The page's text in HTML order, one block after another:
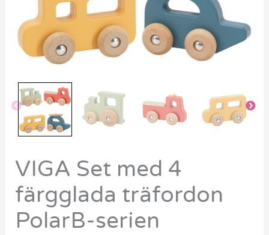
VIGA Set med 4
färgglada träfordon
PolarB-serien